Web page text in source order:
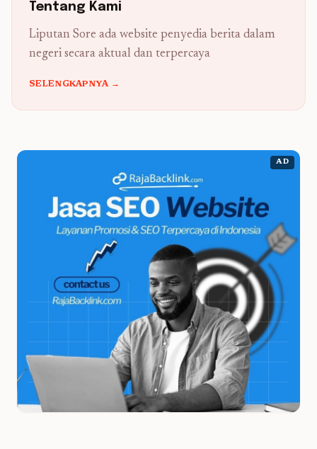
Tentang Kami
Liputan Sore ada website penyedia berita dalam
negeri secara aktual dan terpercaya
SELENGKAPNYA →
AD